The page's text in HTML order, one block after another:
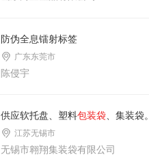
防伪全息镭射标签
广东东莞市
陈侵宇
供应软托盘、塑料包装袋 、集装袋。
江苏无锡市
无锡市翱翔集装袋有限公司